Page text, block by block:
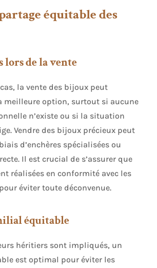
équitable des
lors de la vente
la vente des bijoux peut
meilleure option, surtout si aucune
n’existe ou si la situation
Vendre des bijoux précieux peut
d’enchères spécialisées ou
Il est crucial de s’assurer que
réalisées en conformité avec les
éviter toute déconvenue.
équitable
héritiers sont impliqués, un
est optimal pour éviter les